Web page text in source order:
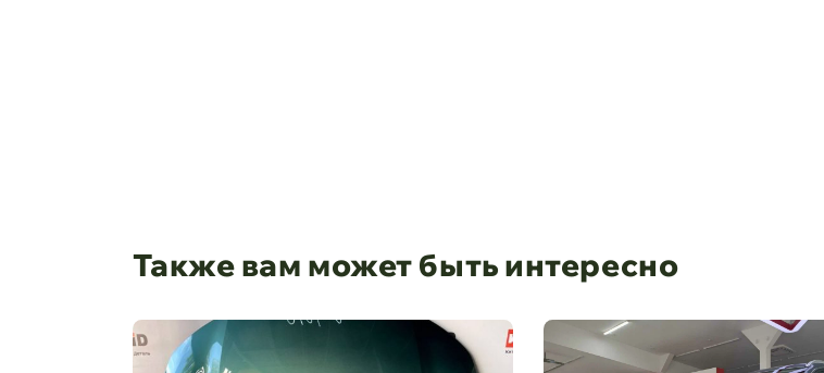
Также вам может быть интересно